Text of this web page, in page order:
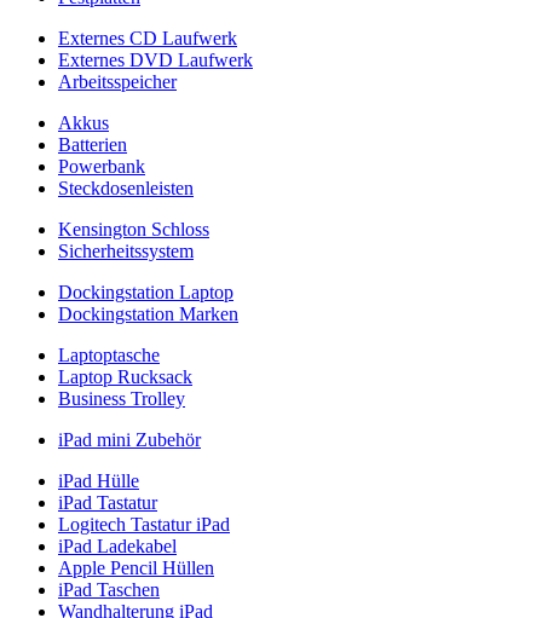
Externes CD Laufwerk
Externes DVD Laufwerk
Arbeitsspeicher
Akkus
Batterien
Powerbank
Steckdosenleisten
Kensington Schloss
Sicherheitssystem
Dockingstation Laptop
Dockingstation Marken
Laptoptasche
Laptop Rucksack
Business Trolley
iPad mini Zubehör
iPad Hülle
iPad Tastatur
Logitech Tastatur iPad
iPad Ladekabel
Apple Pencil Hüllen
iPad Taschen
Wandhalterung iPad